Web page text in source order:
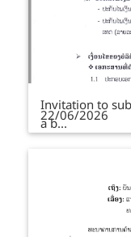
Invitation to
a b...
22/06/2026